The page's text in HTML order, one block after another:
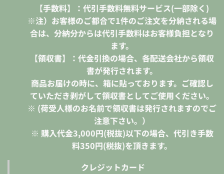
【手数料】：代引手数料無料サービス(一部除く)
※注）お客様のご都合で1件のご注文を分納される場
合は、分納分からは代引手数料はお客様負担となり
ます。
【領収書】：代金引換の場合、各配送会社から領収
書が発行されます。
商品お届けの時に、箱に貼っております。ご確認し
ていただき剥がして領収書としてご使用ください。
※ (荷受人様のお名前で領収書は発行されますのでご
注意下さい。）
※ 購入代金3,000円(税抜)以下の場合、代引き手数
料350円(税抜)を頂きます。
クレジットカード